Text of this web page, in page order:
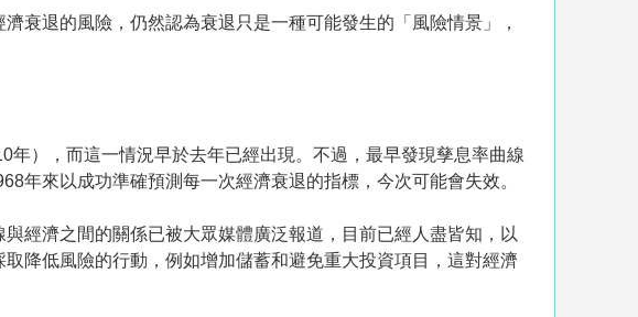
衰退的風險，仍然認為衰退只是一種可能發生的「風險情景」，
），而這一情況早於去年已經出現。不過，最早發現孳息率曲線
年來以成功準確預測每一次經濟衰退的指標，今次可能會失效。
經濟之間的關係已被大眾媒體廣泛報道，目前已經人盡皆知，以
降低風險的行動，例如增加儲蓄和避免重大投資項目，這對經濟